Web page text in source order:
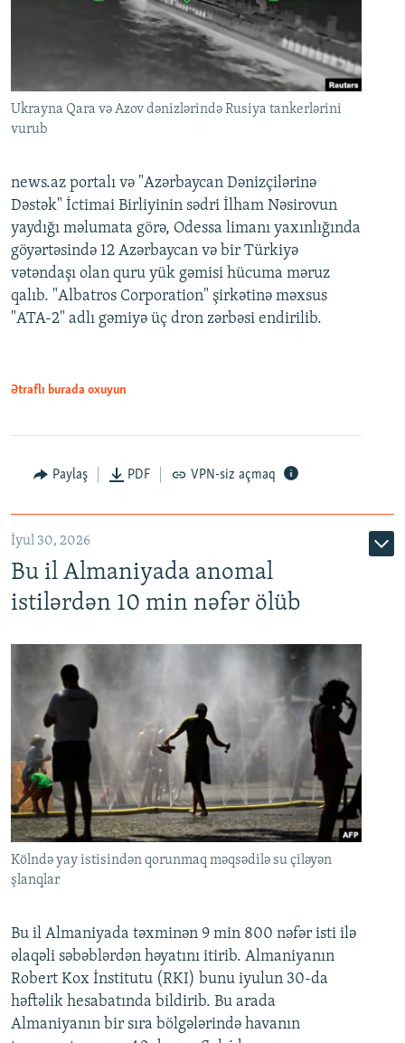
Ukrayna Qara və Azov dənizlərində Rusiya tankerlərini
vurub
news.az portalı və "Azərbaycan Dənizçilərinə
Dəstək" İctimai Birliyinin sədri İlham Nəsirovun
yaydığı məlumata görə, Odessa limanı yaxınlığında
göyərtəsində 12 Azərbaycan və bir Türkiyə
vətəndaşı olan quru yük gəmisi hücuma məruz
qalıb. "Albatros Corporation" şirkətinə məxsus
"ATA-2" adlı gəmiyə üç dron zərbəsi endirilib.
Ətraflı burada oxuyun
Paylaş PDF VPN-siz açmaq
İyul 30, 2026
Bu il Almaniyada anomal
istilərdən 10 min nəfər ölüb
Kölndə yay istisindən qorunmaq məqsədilə su çiləyən
şlanqlar
Bu il Almaniyada təxminən 9 min 800 nəfər isti ilə
əlaqəli səbəblərdən həyatını itirib. Almaniyanın
Robert Kox İnstitutu (RKI) bunu iyulun 30-da
həftəlik hesabatında bildirib. Bu arada
Almaniyanın bir sıra bölgələrində havanın